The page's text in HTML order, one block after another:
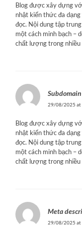
Blog được xây dựng
nhật kiến thức đa dạng
đọc. Nội dung tập
một cách minh bạch –
chất lượng trong nhiều
Subdomain
29/08/2025 at
Blog được xây dựng
nhật kiến thức đa dạng
đọc. Nội dung tập
một cách minh bạch –
chất lượng trong nhiều
Meta
29/08/2025 at